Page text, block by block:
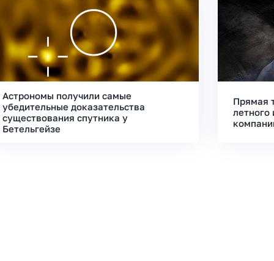
Астрономы получили самые
убедительные доказательства
существования спутника у
Бетельгейзе
Прямая
летного